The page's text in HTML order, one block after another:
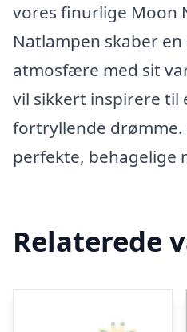
vores finurlige Moon
Natlampen skaber
atmosfære med sit
vil sikkert inspirere til
fortryllende drømme.
perfekte, behagelige
Relaterede